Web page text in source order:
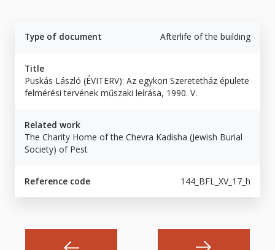
Type of document Afterlife of the building
Title
Puskás László (ÉVITERV): Az egykori Szeretetház épülete
felmérési tervének műszaki leírása, 1990. V.
Related work
The Charity Home of the Chevra Kadisha (Jewish Burial
Society) of Pest
Reference code 144_BFL_XV_17_h